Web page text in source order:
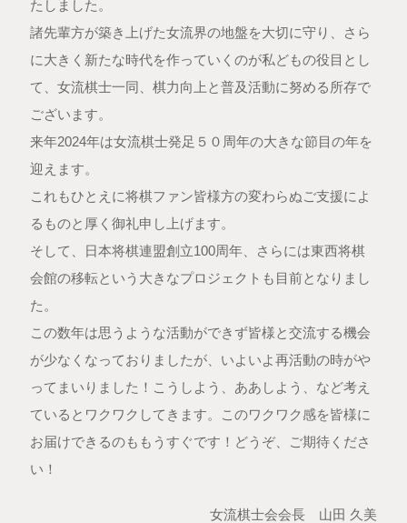
たしました。
諸先輩方が築き上げた女流界の地盤を大切に守り、さら
に大きく新たな時代を作っていくのが私どもの役目とし
て、女流棋士一同、棋力向上と普及活動に努める所存で
ございます。
来年2024年は女流棋士発足５０周年の大きな節目の年を
迎えます。
これもひとえに将棋ファン皆様方の変わらぬご支援によ
るものと厚く御礼申し上げます。
そして、日本将棋連盟創立100周年、さらには東西将棋
会館の移転という大きなプロジェクトも目前となりまし
た。
この数年は思うような活動ができず皆様と交流する機会
が少なくなっておりましたが、いよいよ再活動の時がや
ってまいりました！こうしよう、ああしよう、など考え
ているとワクワクしてきます。このワクワク感を皆様に
お届けできるのももうすぐです！どうぞ、ご期待くださ
い！
女流棋士会会長 山田 久美